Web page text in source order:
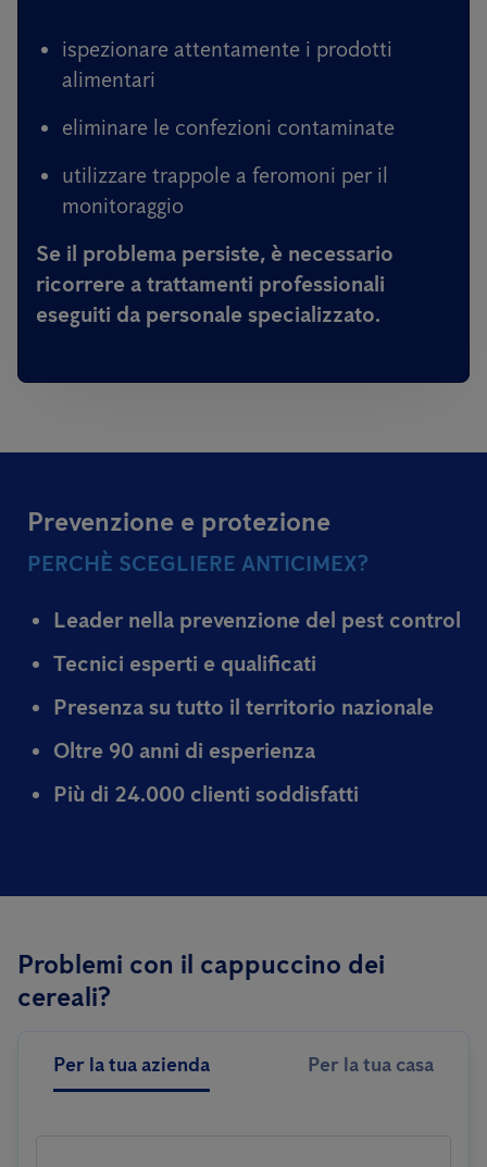
ispezionare attentamente i prodotti
alimentari
eliminare le confezioni contaminate
utilizzare trappole a feromoni per il
monitoraggio
Se il problema persiste, è necessario
ricorrere a trattamenti professionali
eseguiti da personale specializzato.
Prevenzione e protezione
PERCHÈ SCEGLIERE ANTICIMEX?
Leader nella prevenzione del pest control
Tecnici esperti e qualificati
Presenza su tutto il territorio nazionale
Oltre 90 anni di esperienza
Più di 24.000 clienti soddisfatti
Problemi con il cappuccino dei
cereali?
Per la tua azienda Per la tua casa